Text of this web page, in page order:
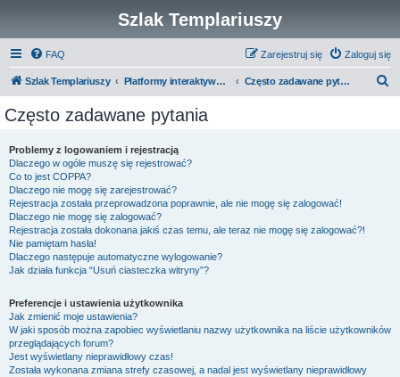
Szlak Templariuszy
FAQ Zaloguj się
Zarejestruj się
Szlak Templariuszy Platformy interaktywne Szlaku Templariuszy Często zadawane pytania
Często zadawane pytania
Problemy z logowaniem i rejestracją
Dlaczego w ogóle muszę się rejestrować?
Co to jest COPPA?
Dlaczego nie mogę się zarejestrować?
Rejestracja została przeprowadzona poprawnie, ale nie mogę się zalogować!
Dlaczego nie mogę się zalogować?
Rejestracja została dokonana jakiś czas temu, ale teraz nie mogę się zalogować?!
Nie pamiętam hasła!
Dlaczego następuje automatyczne wylogowanie?
Jak działa funkcja “Usuń ciasteczka witryny”?
Preferencje i ustawienia użytkownika
Jak zmienić moje ustawienia?
W jaki sposób można zapobiec wyświetlaniu nazwy użytkownika na liście użytkowników
przeglądających forum?
Jest wyświetlany nieprawidłowy czas!
Została wykonana zmiana strefy czasowej, a nadal jest wyświetlany nieprawidłowy